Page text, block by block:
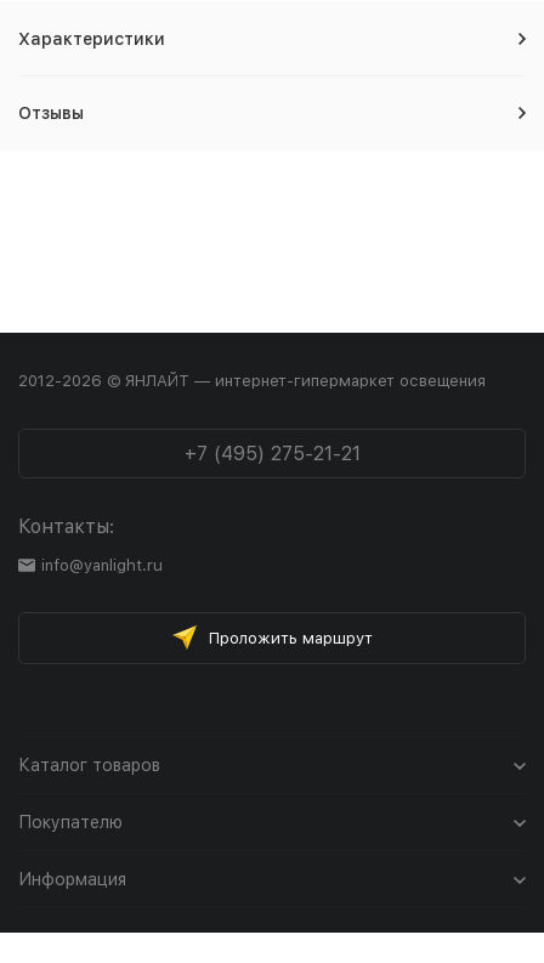
Характеристики
Отзывы
2012-2026 © ЯНЛАЙТ — интернет-гипермаркет освещения
+7 (495) 275-21-21
Контакты:
info@yanlight.ru
Проложить маршрут
Каталог товаров
Покупателю
Информация